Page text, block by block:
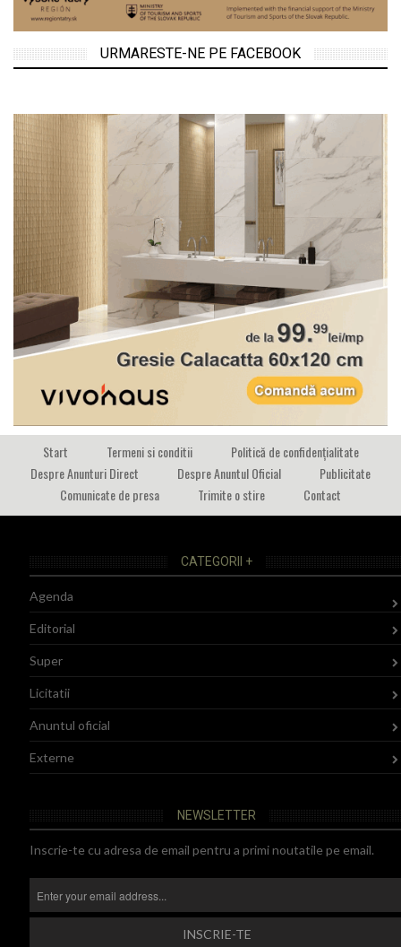
URMARESTE-NE PE FACEBOOK
Start Termeni si conditii
Politică de confidențialitate
Despre Anunturi Direct
Despre Anuntul Oficial
Publicitate
Comunicate de presa
Trimite o stire Contact
CATEGORII +
Agenda
Editorial
Super
Licitatii
Anuntul oficial
Externe
NEWSLETTER
Inscrie-te cu adresa de email pentru a primi noutatile pe email.